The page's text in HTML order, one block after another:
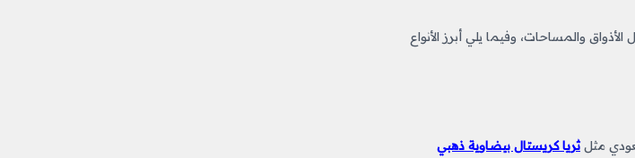
تناسب كل الأذواق والمساحات، وفيما يلي أبرز الأنواع
مثلثريا كريستال بيضاوية ذهبي